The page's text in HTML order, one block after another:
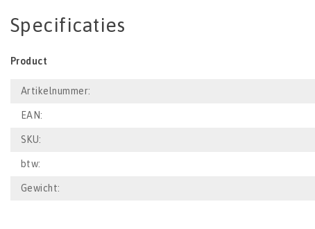
Specificaties
Product
Artikelnummer:
EAN:
SKU:
btw:
Gewicht: